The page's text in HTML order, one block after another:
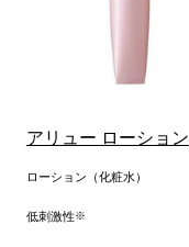
アリュー ローション
ローション（化粧水）
低刺激性※